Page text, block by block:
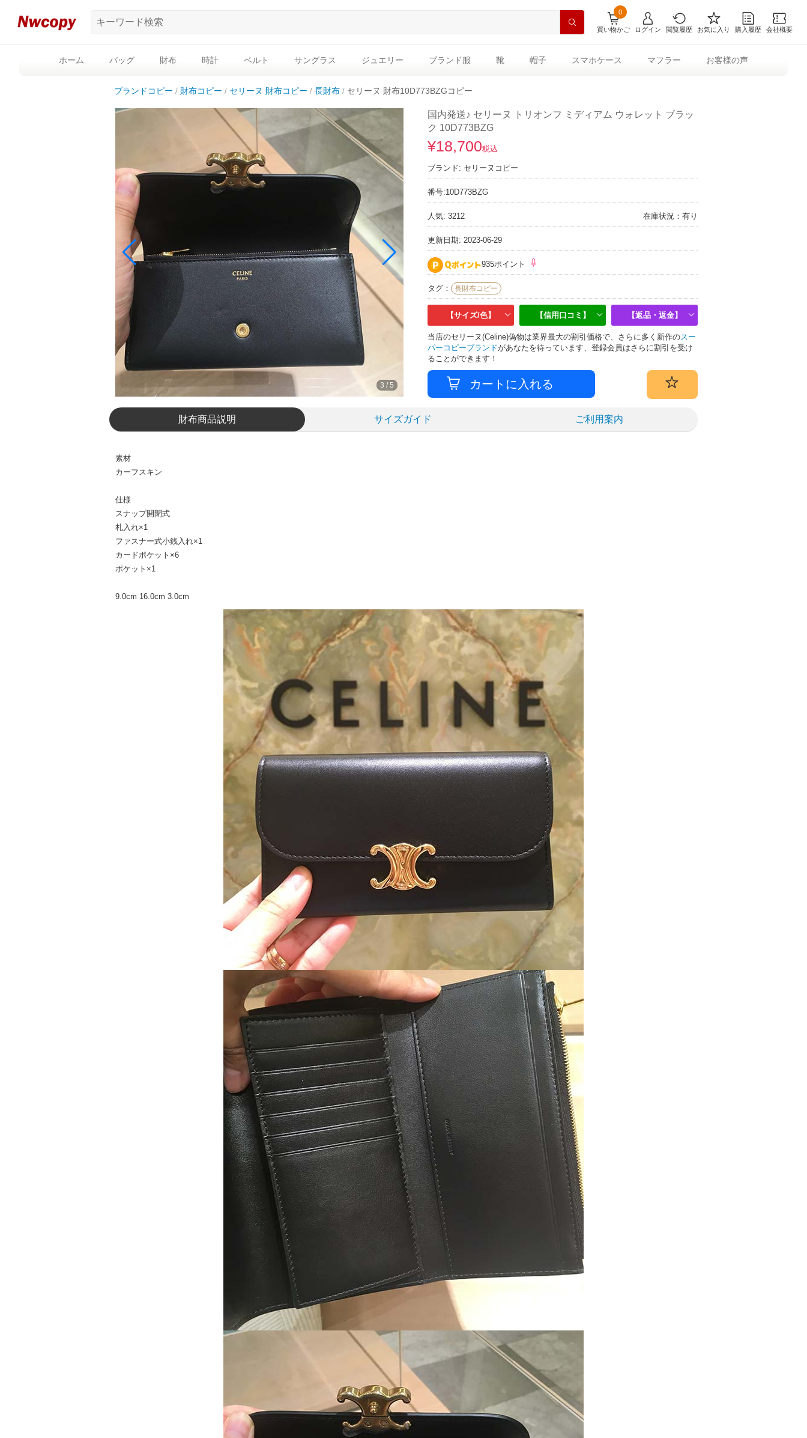
買い物かご
0
ログイン 閲覧履歴 お気に入り 購入履歴 会社概要
ホーム バッグ 財布 時計 ベルト サングラス ジュエリー ブランド服 靴 帽子 スマホケース マフラー お客様の声
ブランドコピー 財布コピー セリーヌ 財布コピー 長財布 セリーヌ 財布10D773BZGコピー
3 /5
国内発送♪ セリーヌ トリオンフ ミディアム ウォレット ブラッ
ク 10D773BZG
¥18,700税込
ブランド: セリーヌコピー
番号:10D773BZG
人気: 3212 在庫状況：有り
更新日期: 2023-06-29
935ポイント
タグ： 長財布コピー
【サイズ/色】 【信用口コミ】 【返品・返金】
当店のセリーヌ(Celine)偽物は業界最大の割引価格で、さらに多く新作のスー
パーコピーブランドがあなたを待っています、登録会員はさらに割引を受け
ることができます！
財布商品説明 サイズガイド ご利用案内
素材
カーフスキン
仕様
スナップ開閉式
札入れ×1
ファスナー式小銭入れ×1
カードポケット×6
ポケット×1
9.0cm 16.0cm 3.0cm